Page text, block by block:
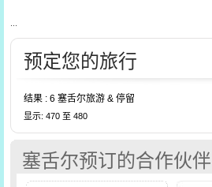
...
预定您的旅行
结果 : 6 塞舌尔旅游 & 停留
显示: 470 至 480
塞舌尔预订的合作伙伴